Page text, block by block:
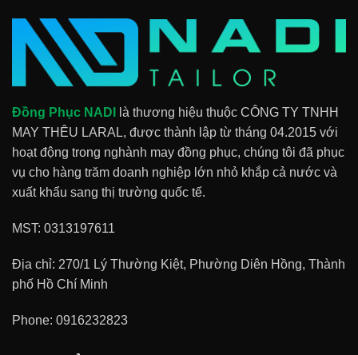
Đồng Phục NADI
là thương hiệu thuộc CÔNG TY TNHH
MAY THÊU LARAL, được thành lập từ tháng 04.2015 với
hoạt động trong nghành may đồng phục, chúng tôi đã phục
vụ cho hàng trăm doanh nghiệp lớn nhỏ khắp cả nước và
xuất khẩu sang thị trường quốc tế.
MST: 0313197611
Địa chỉ: 270/1 Lý Thường Kiệt, Phường Diên Hồng, Thành
phố Hồ Chí Minh
Phone: 0916232823